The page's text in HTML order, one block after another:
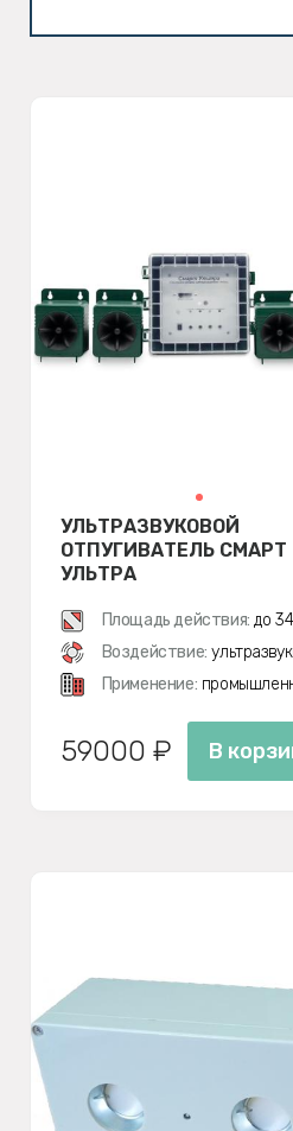
УЛЬТРАЗВУКОВОЙ
ОТПУГИВАТЕЛЬ СМАРТ
УЛЬТРА
Площадь действия: до
Воздействие:
Применение:
59000 ₽ В